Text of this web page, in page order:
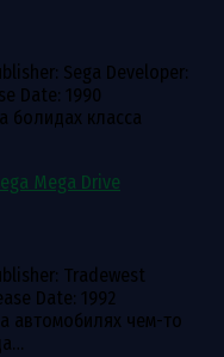
Sega Developer:
Date: 1990
болидах класса
Tradewest
Date: 1992
автомобилях чем-то